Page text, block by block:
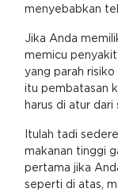
menyebabkan
Jika Anda
memicu
yang parah
itu pembatasan
harus di atur dari
Itulah tadi
makanan tinggi
pertama jika
seperti di atas,